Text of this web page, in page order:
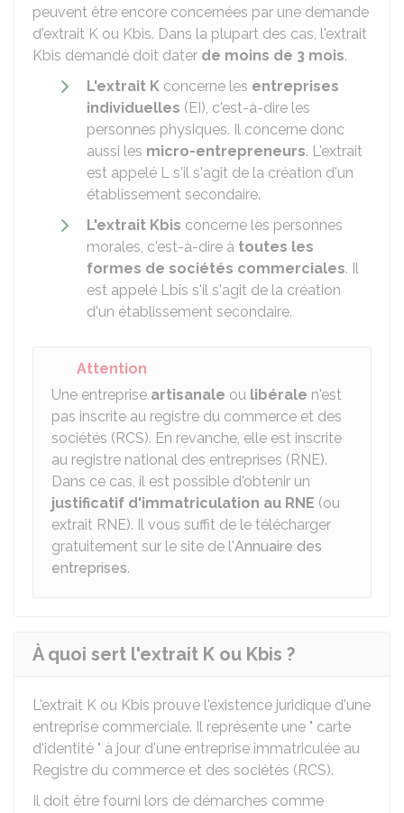
peuvent être encore concernées par une demande
d'extrait K ou Kbis. Dans la plupart des cas, l'extrait
Kbis demandé doit dater de moins de 3 mois.
L'extrait K concerne les entreprises
individuelles (EI), c'est-à-dire les
personnes physiques. Il concerne donc
aussi les micro-entrepreneurs. L'extrait
est appelé L s'il s'agit de la création d'un
établissement secondaire.
L'extrait Kbis concerne les personnes
morales, c'est-à-dire à toutes les
formes de sociétés commerciales. Il
est appelé Lbis s'il s'agit de la création
d'un établissement secondaire.
Attention
Une entreprise artisanale ou libérale n'est
pas inscrite au registre du commerce et des
sociétés (RCS). En revanche, elle est inscrite
au registre national des entreprises (RNE).
Dans ce cas, il est possible d'obtenir un
justificatif d'immatriculation au RNE (ou
extrait RNE). Il vous suffit de le télécharger
gratuitement sur le site de l'Annuaire des
entreprises.
À quoi sert l'extrait K ou Kbis ?
L'extrait K ou Kbis prouve l'existence juridique d'une
entreprise commerciale. Il représente une " carte
d'identité " à jour d'une entreprise immatriculée au
Registre du commerce et des sociétés (RCS).
Il doit être fourni lors de démarches comme